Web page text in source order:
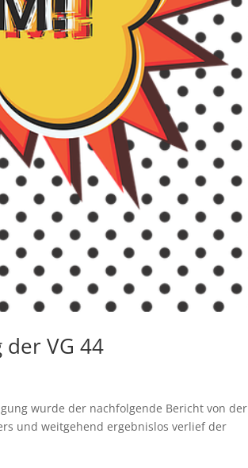
VG 44
wurde der nachfolgende Bericht von der
und weitgehend ergebnislos verlief der